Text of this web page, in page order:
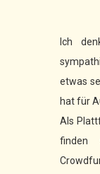
Ich
etwas
hat für
Als
finden